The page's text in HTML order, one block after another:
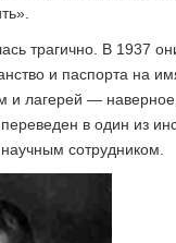
трагично. В 1937
и паспорта на
и лагерей —
в один из
сотрудником.